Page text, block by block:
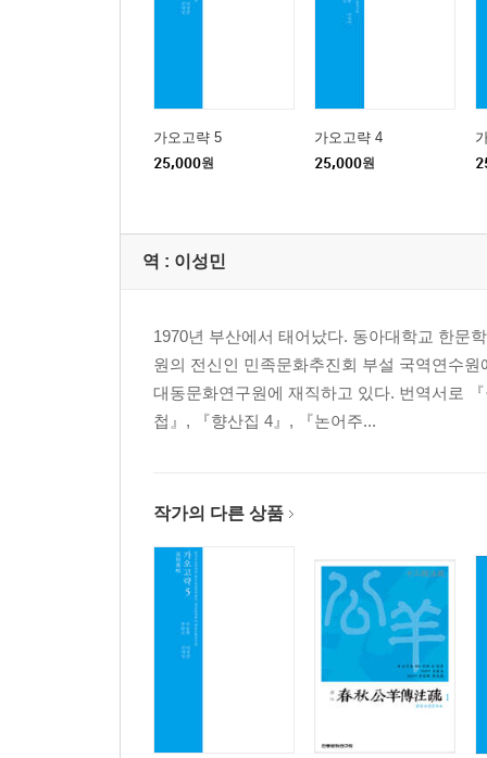
가오고략 5
25,000원
가오고략 4
25,000원
역 : 이성민
1970년 부산에서 태어났다. 동아대학교 한문
원의 전신인 민족문화추진회 부설 국역연수
대동문화연구원에 재직하고 있다. 번역서로
첩』, 『향산집 4』, 『논어주...
작가의 다른 상품